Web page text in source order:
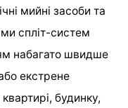
мийні засоби та
спліт-систем
набагато швидше
екстрене
будинку,